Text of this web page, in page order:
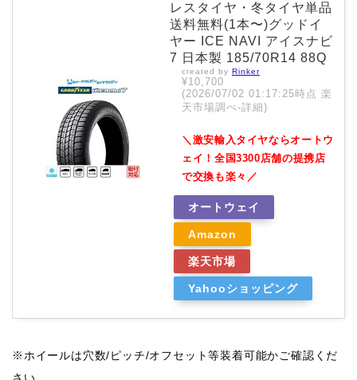
レスタイヤ・冬タイヤ単品
送料無料(1本〜)グッドイ
ヤー ICE NAVI アイスナビ
7 日本製 185/70R14 88Q
created by Rinker
¥10,700
(2026/07/02 01:17:25時点 楽
天市場調べ-詳細)
＼激安輸入タイヤならオートウ
ェイ！全国3300店舗の提携店
で交換も楽々／
オートウェイ
Amazon
楽天市場
Yahooショッピング
※ホイールは穴数/ピッチ/オフセット等装着可能かご確認くだ
さい。